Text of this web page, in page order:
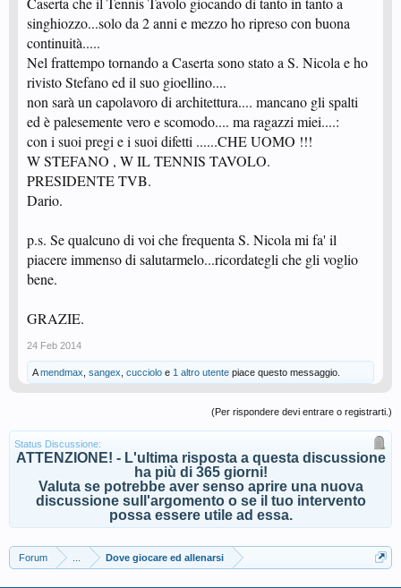
singhiozzo...solo da 2 anni e mezzo ho ripreso con buona
continuità.....
Nel frattempo tornando a Caserta sono stato a S. Nicola e ho
rivisto Stefano ed il suo gioellino....
non sarà un capolavoro di architettura.... mancano gli spalti
ed è palesemente vero e scomodo.... ma ragazzi miei....:
con i suoi pregi e i suoi difetti ......CHE UOMO !!!
W STEFANO , W IL TENNIS TAVOLO.
PRESIDENTE TVB.
Dario.
p.s. Se qualcuno di voi che frequenta S. Nicola mi fa' il
piacere immenso di salutarmelo...ricordategli che gli voglio
bene.
GRAZIE.
24 Feb 2014
Amendmax sangex cucciolo e 1 altro utente piace questo messaggio.
(Per rispondere devi entrare o registrarti.)
Status Discussione:
ATTENZIONE! - L'ultima risposta a questa discussione
ha più di 365 giorni!
Valuta se potrebbe aver senso aprire una nuova
discussione sull'argomento o se il tuo intervento
possa essere utile ad essa.
Forum Dove giocare ed allenarsi